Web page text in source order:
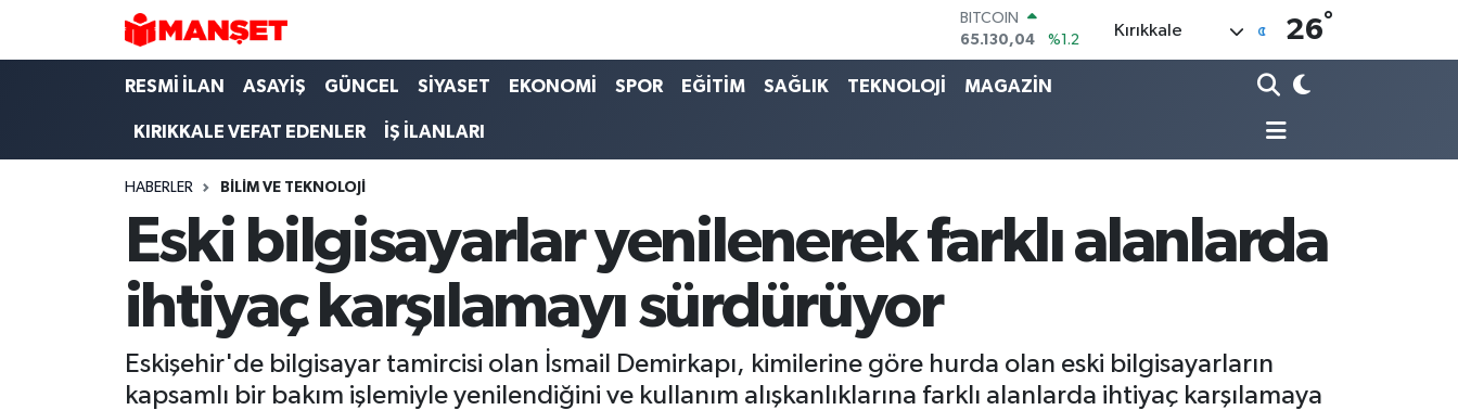
65.130,04
DOLAR
EURO
GRAM ALTIN
13.773
%-19
Kırıkkale 26°
RESMİ İLAN ASAYİŞ GÜNCEL SİYASET EKONOMİ SPOR EĞİTİM SAĞLIK TEKNOLOJİ MAGAZİN
KIRIKKALE VEFAT EDENLER İŞ İLANLARI
HABERLER BILIM VE TEKNOLOJI
Eski bilgisayarlar yenilenerek farklı alanlarda
ihtiyaç karşılamayı sürdürüyor
Eskişehir'de bilgisayar tamircisi olan İsmail Demirkapı, kimilerine göre hurda olan eski bilgisayarların
kapsamlı bir bakım işlemiyle yenilendiğini ve kullanım alışkanlıklarına farklı alanlarda ihtiyaç karşılamaya
Hava Durumu
Trafik Durumu
Süper Lig Puan Durumu ve Fikstür
Tüm Manşetler
Son Dakika Haberleri
Haber Arşivi